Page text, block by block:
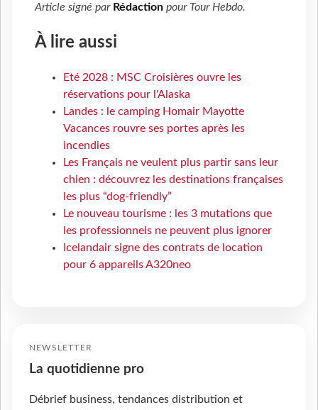
Article signé par Rédaction pour Tour Hebdo.
À lire aussi
Eté 2028 : MSC Croisières ouvre les
réservations pour l'Alaska
Landes : le camping Homair Mayotte
Vacances rouvre ses portes après les
incendies
Les Français ne veulent plus partir sans leur
chien : découvrez les destinations françaises
les plus “dog-friendly”
Le nouveau tourisme : les 3 mutations que
les professionnels ne peuvent plus ignorer
Icelandair signe des contrats de location
pour 6 appareils A320neo
NEWSLETTER
La quotidienne pro
Débrief business, tendances distribution et